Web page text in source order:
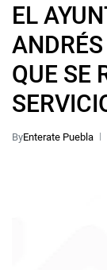
EL
QUE SE
ByEnterate Puebla